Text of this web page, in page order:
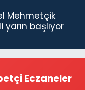
Mehmetçik
yarın başlıyor
Eczaneler